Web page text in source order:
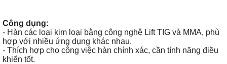
Công dụng:
- Hàn các loại kim loại bằng công nghệ Lift TIG và MMA, phù
hợp với nhiều ứng dụng khác nhau.
- Thích hợp cho công việc hàn chính xác, cần tính năng điều
khiển tốt.